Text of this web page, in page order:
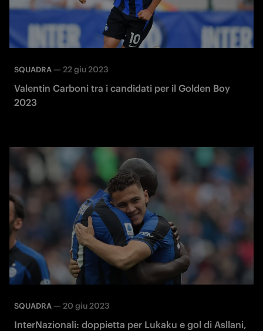
SQUADRA — 22 giu 2023
Valentin Carboni tra i candidati per il Golden Boy
2023
SQUADRA — 20 giu 2023
InterNazionali: doppietta per Lukaku e gol di Asllani,